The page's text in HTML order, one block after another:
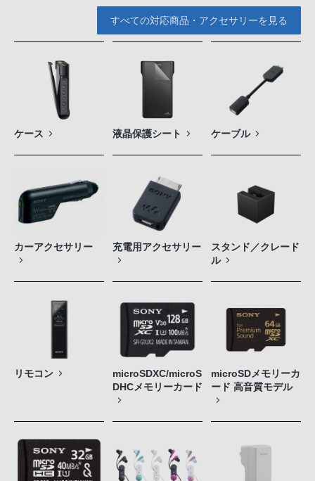
すべての対応商品・アクセサリーを見る
ケース 液晶保護シート ケーブル
カーアクセサリー 充電用アクセサリー
スタンド／クレード
ル
リモコン
microSDXC/microS
DHCメモリーカード
microSDメモリーカ
ード 高音質モデル